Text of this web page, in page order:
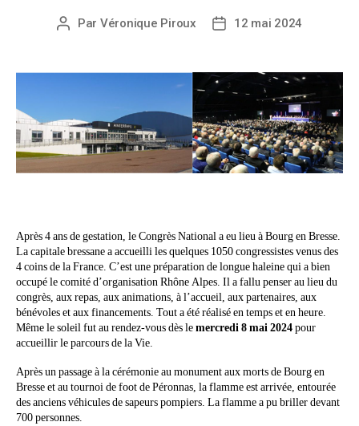
Par Véronique Piroux 12 mai 2024
Après 4 ans de gestation, le Congrès National a eu lieu à Bourg en Bresse.
La capitale bressane a accueilli les quelques 1050 congressistes venus des
4 coins de la France. C’est une préparation de longue haleine qui a bien
occupé le comité d’organisation Rhône Alpes. Il a fallu penser au lieu du
congrès, aux repas, aux animations, à l’accueil, aux partenaires, aux
bénévoles et aux financements. Tout a été réalisé en temps et en heure.
Même le soleil fut au rendez-vous dès lemercredi 8 mai 2024pour
accueillir le parcours de la Vie.
Après un passage à la cérémonie au monument aux morts de Bourg en
Bresse et au tournoi de foot de Péronnas, la flamme est arrivée, entourée
des anciens véhicules de sapeurs pompiers. La flamme a pu briller devant
700 personnes.